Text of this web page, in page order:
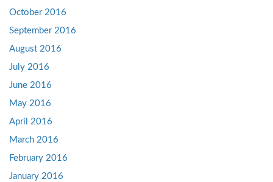
October 2016
September 2016
August 2016
July 2016
June 2016
May 2016
April 2016
March 2016
February 2016
January 2016